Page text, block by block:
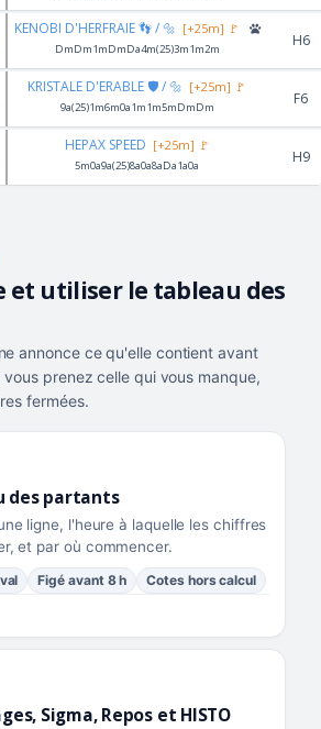
KENOBI D'HERFRAIE 👣 / 🔩 [+25m] 🚩
DmDm1mDmDa4m(25)3m1m2m H6
KRISTALE D'ERABLE 🛡️ / 🔩 [+25m] 🚩
9a(25)1m6m0a1m1m5mDmDm F6
HEPAX SPEED [+25m] 🚩
5m0a9a(25)8a0a8aDa1a0a H9
et utiliser le tableau des
annonce ce qu'elle contient avant
prenez celle qui vous manque,
fermées.
des partants
ligne, l'heure à laquelle les chiffres
et par où commencer.
Figé avant 8 h Cotes hors calcul
Sigma, Repos et HISTO